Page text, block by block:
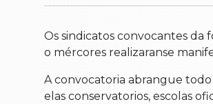
Os sindicatos convocantes da
o mércores realizaranse
A convocatoria abrangue
elas conservatorios, escolas